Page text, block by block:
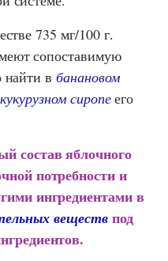
735 мг/100 г.
сопоставимую
найти вбанановом
кукурузном сиропеего
состав яблочного
потребности и
ингредиентами в
веществпод